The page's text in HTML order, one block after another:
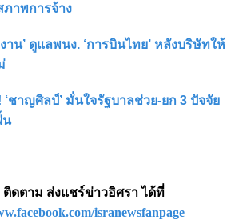
าพการจ้าง
าน’ ดูแลพนง. ‘การบินไทย’ หลังบริษัทให้
ชาญศิลป์’ มั่นใจรัฐบาลช่วย-ยก 3 ปัจจัย
น
ดตาม ส่งแชร์ข่าวอิศรา ได้ที่
isranewsfanpage